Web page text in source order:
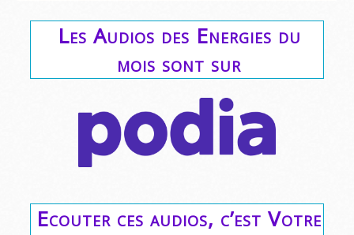
Les Audios des Energies du
mois sont sur
Ecouter ces audios, c’est Votre